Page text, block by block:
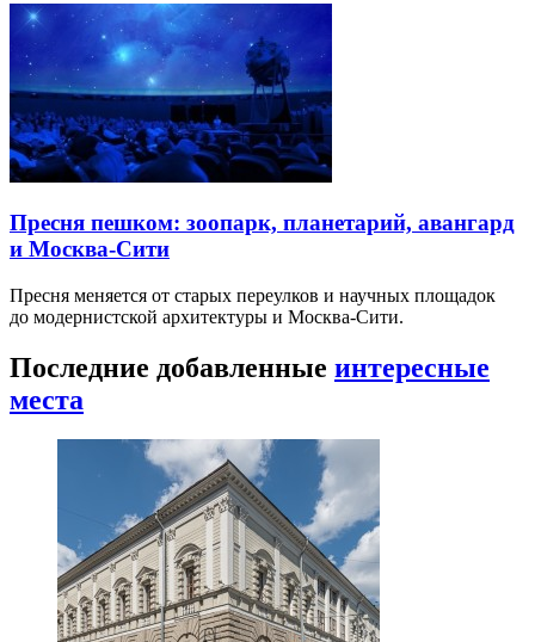
Пресня пешком: зоопарк, планетарий, авангард
и Москва-Сити
Пресня меняется от старых переулков и научных площадок
до модернистской архитектуры и Москва-Сити.
Последние добавленные интересные
места